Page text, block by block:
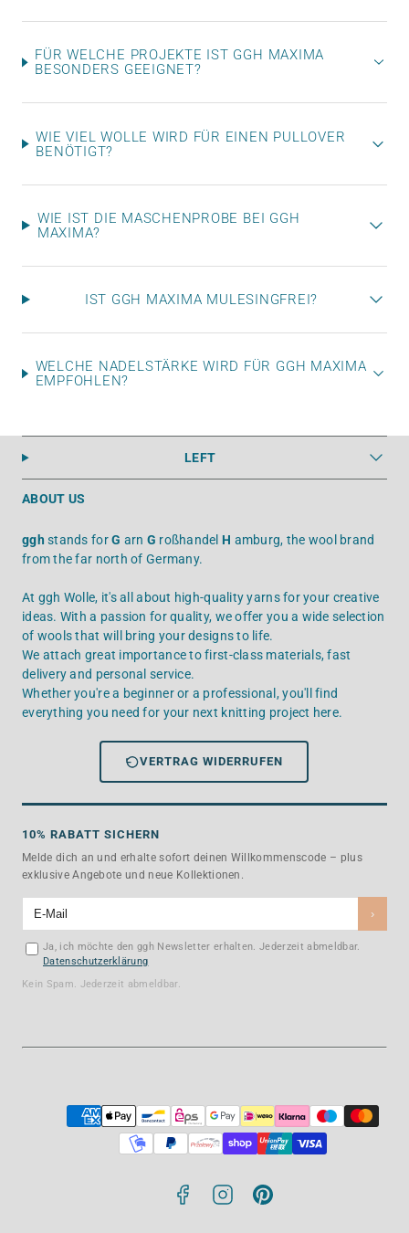
FÜR WELCHE PROJEKTE IST GGH MAXIMA
BESONDERS GEEIGNET?
WIE VIEL WOLLE WIRD FÜR EINEN PULLOVER
BENÖTIGT?
WIE IST DIE MASCHENPROBE BEI GGH
MAXIMA?
IST GGH MAXIMA MULESINGFREI?
WELCHE NADELSTÄRKE WIRD FÜR GGH MAXIMA
EMPFOHLEN?
LEFT
ABOUT US
gghstands forG arn G roßhandelH amburg, the wool brand
from the far north of Germany.
At ggh Wolle, it's all about high-quality yarns for your creative
ideas. With a passion for quality, we offer you a wide selection
of wools that will bring your designs to life.
We attach great importance to first-class materials, fast
delivery and personal service.
Whether you're a beginner or a professional, you'll find
everything you need for your next knitting project here.
VERTRAG WIDERRUFEN
10% RABATT SICHERN
Melde dich an und erhalte sofort deinen Willkommenscode – plus
exklusive Angebote und neue Kollektionen.
›
Ja, ich möchte den ggh Newsletter erhalten. Jederzeit abmeldbar.
Datenschutzerklärung
Kein Spam. Jederzeit abmeldbar.
Payment
methods